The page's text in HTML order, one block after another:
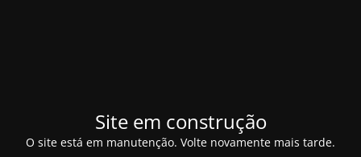
Site em construção
O site está em manutenção. Volte novamente mais tarde.